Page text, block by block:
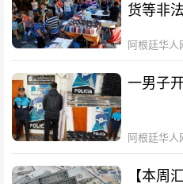
货等非
阿根廷华人
一男子
阿根廷华人
【本周